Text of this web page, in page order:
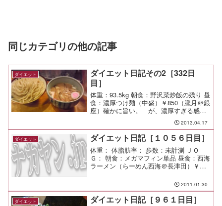
同じカテゴリの他の記事
ダイエット
ダイエット日記その2［332日
目］
体重：93.5kg 朝食：野沢菜炒飯の残り 昼
食：濃厚つけ麺（中盛）￥850（朧月＠銀
座）確かに旨い。 が、濃厚すぎる感も
ある。 すっきりした味のつけ麺も食べ
たくなってきたな。 夕食：残り物少々 間
食： 運動：Jog-5.24km/36mi...
2013.04.17
ダイエット ダイエット日記［１０５６日目］
体重： 体脂肪率： 歩数：未計測 ＪＯ
Ｇ： 朝食：メガマフィン単品 昼食：西海
ラーメン（らーめん西海＠長津田）￥４
間食： メモ：下の子が外出できないの
で、上の子を遊びに連れて出る。 やろ
うと思っていた...
2011.01.30
ダイエット ダイエット日記［９６１日目］